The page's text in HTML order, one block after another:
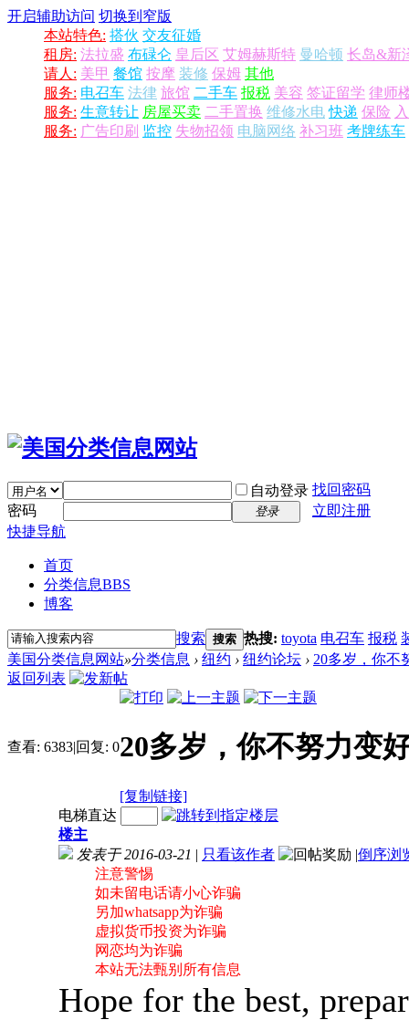
开启辅助访问 切换到窄版
本站特色: 搭伙 交友征婚
租房: 法拉盛 布碌仑 皇后区 艾姆赫斯特 曼哈顿 长岛&新
请人: 美甲 餐馆 按摩 装修 保姆 其他
服务: 电召车 法律 旅馆 二手车 报税 美容 签证留学 律师
服务: 生意转让 房屋买卖 二手置换 维修水电 快递 保险
服务: 广告印刷 监控 失物招领 电脑网络 补习班 考牌练车
自动登录 找回密码
密码
登录
立即注册
快捷导航
首页
分类信息BBS
博客
搜索 搜索 热搜: toyota 电召车 报税
美国分类信息网站»分类信息 › 纽约 › 纽约论坛 › 20多岁，你不
返回列表
查看: 6383|回复: 020多岁，你不努力变
[复制链接]
电梯直达
楼主
发表于 2016-03-21 | 只看该作者 |倒序浏
注意警惕
如未留电话请小心诈骗
另加whatsapp为诈骗
虚拟货币投资为诈骗
网恋均为诈骗
本站无法甄别所有信息
Hope for the best,